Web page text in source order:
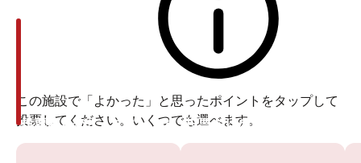
この施設で「よかった」と思ったポイントをタップして
投票してください。いくつでも選べます。
投票ありがとうございます 投票ありがとうございます